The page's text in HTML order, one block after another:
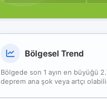
Bölgesel Trend
Bölgede son 1 ayın en büyüğü
deprem ana şok veya artçı